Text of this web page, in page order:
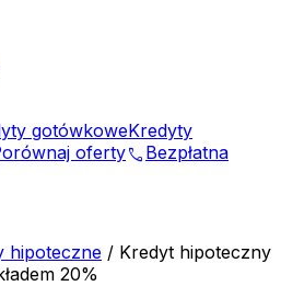
gotówkoweKredyty
ofertyphone Bezpłatna
hipoteczne / Kredyt hipoteczny
20%